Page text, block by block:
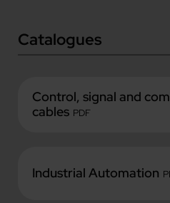
Catalogues
Control, signal and
cables PDF
Industrial Automation